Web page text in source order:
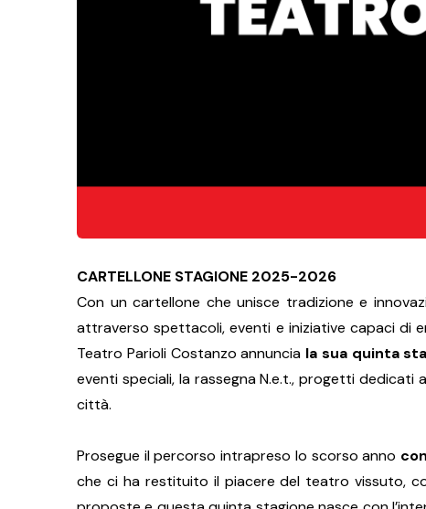
CARTELLONE STAGIONE 2025-2026
Con un cartellone che unisce tradizione e
attraverso spettacoli, eventi e iniziative capaci di
Teatro Parioli Costanzo annuncia la sua quinta
eventi speciali, la rassegna N.e.t., progetti
città.
Prosegue il percorso intrapreso lo scorso anno
che ci ha restituito il piacere del teatro vissuto,